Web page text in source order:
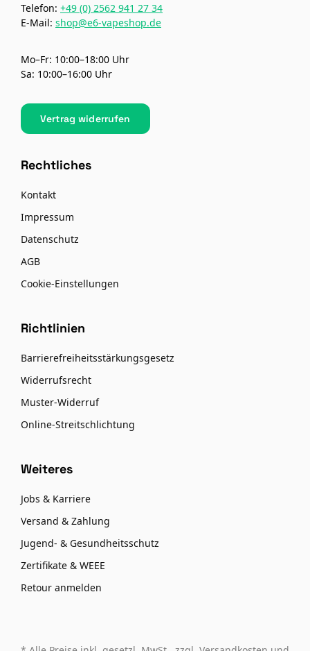
Telefon: +49 (0) 2562 941 27 34
E-Mail: shop@e6-vapeshop.de
Mo–Fr: 10:00–18:00 Uhr
Sa: 10:00–16:00 Uhr
Vertrag widerrufen
Rechtliches
Kontakt
Impressum
Datenschutz
AGB
Cookie-Einstellungen
Richtlinien
Barrierefreiheitsstärkungsgesetz
Widerrufsrecht
Muster-Widerruf
Online-Streitschlichtung
Weiteres
Jobs & Karriere
Versand & Zahlung
Jugend- & Gesundheitsschutz
Zertifikate & WEEE
Retour anmelden